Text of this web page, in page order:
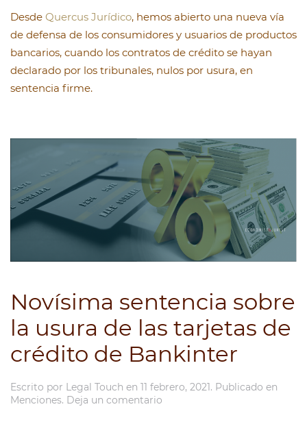
Desde Quercus Jurídico, hemos abierto una nueva vía
de defensa de los consumidores y usuarios de productos
bancarios, cuando los contratos de crédito se hayan
declarado por los tribunales, nulos por usura, en
sentencia firme.
Novísima sentencia sobre
la usura de las tarjetas de
crédito de Bankinter
Escrito por Legal Touch en 11 febrero, 2021. Publicado en
Menciones. Deja un comentario